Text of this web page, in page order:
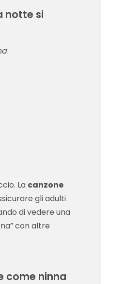
notte si
:
La canzone
gli adulti
di vedere una
con altre
come ninna